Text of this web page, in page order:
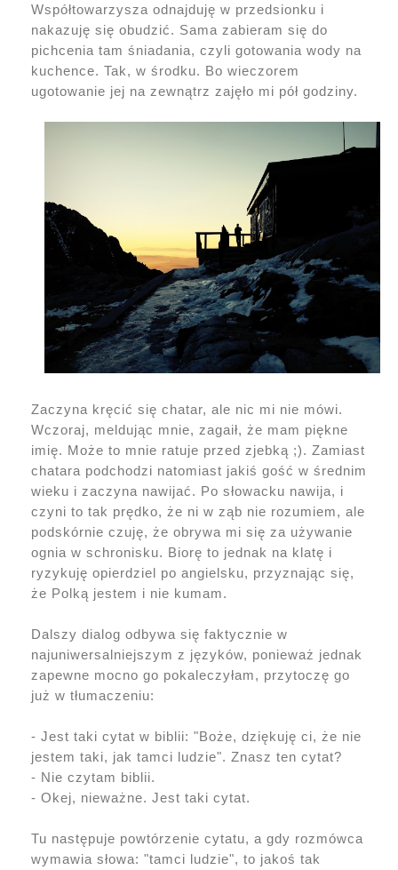
Współtowarzysza odnajduję w przedsionku i
nakazuję się obudzić. Sama zabieram się do
pichcenia tam śniadania, czyli gotowania wody na
kuchence. Tak, w środku. Bo wieczorem
ugotowanie jej na zewnątrz zajęło mi pół godziny.
Zaczyna kręcić się chatar, ale nic mi nie mówi.
Wczoraj, meldując mnie, zagaił, że mam piękne
imię. Może to mnie ratuje przed zjebką ;). Zamiast
chatara podchodzi natomiast jakiś gość w średnim
wieku i zaczyna nawijać. Po słowacku nawija, i
czyni to tak prędko, że ni w ząb nie rozumiem, ale
podskórnie czuję, że obrywa mi się za używanie
ognia w schronisku. Biorę to jednak na klatę i
ryzykuję opierdziel po angielsku, przyznając się,
że Polką jestem i nie kumam.
Dalszy dialog odbywa się faktycznie w
najuniwersalniejszym z języków, ponieważ jednak
zapewne mocno go pokaleczyłam, przytoczę go
już w tłumaczeniu:
- Jest taki cytat w biblii: "Boże, dziękuję ci, że nie
jestem taki, jak tamci ludzie". Znasz ten cytat?
- Nie czytam biblii.
- Okej, nieważne. Jest taki cytat.
Tu następuje powtórzenie cytatu, a gdy rozmówca
wymawia słowa: "tamci ludzie", to jakoś tak